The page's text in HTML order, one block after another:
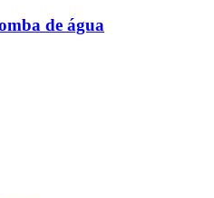
de água